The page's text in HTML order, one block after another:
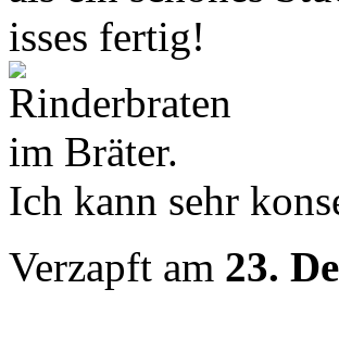
isses fertig!
Ich kann sehr
Verzapft am 23.